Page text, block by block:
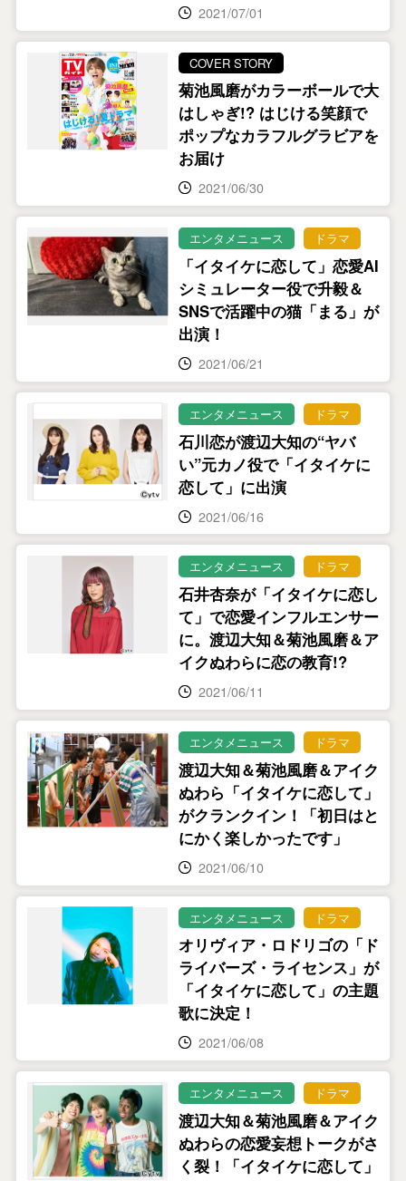
2021/07/01
COVER STORY
菊池風磨がカラーボールで大
はしゃぎ!? はじける笑顔で
ポップなカラフルグラビアを
お届け
2021/06/30
エンタメニュース ドラマ
「イタイケに恋して」恋愛AI
シミュレーター役で升毅＆
SNSで活躍中の猫「まる」が
出演！
2021/06/21
エンタメニュース ドラマ
石川恋が渡辺大知の“ヤバ
い”元カノ役で「イタイケに
恋して」に出演
2021/06/16
エンタメニュース ドラマ
石井杏奈が「イタイケに恋し
て」で恋愛インフルエンサー
に。渡辺大知＆菊池風磨＆ア
イクぬわらに恋の教育!?
2021/06/11
エンタメニュース ドラマ
渡辺大知＆菊池風磨＆アイク
ぬわら「イタイケに恋して」
がクランクイン！「初日はと
にかく楽しかったです」
2021/06/10
エンタメニュース ドラマ
オリヴィア・ロドリゴの「ド
ライバーズ・ライセンス」が
「イタイケに恋して」の主題
歌に決定！
2021/06/08
エンタメニュース ドラマ
渡辺大知＆菊池風磨＆アイク
ぬわらの恋愛妄想トークがさ
く裂！「イタイケに恋して」